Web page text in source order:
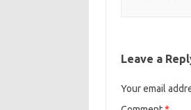
Leave a
Your email